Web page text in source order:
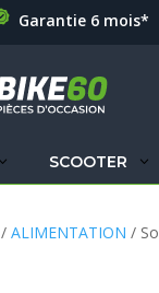
Garantie 6 mois*
SCOOTER
/ALIMENTATION /